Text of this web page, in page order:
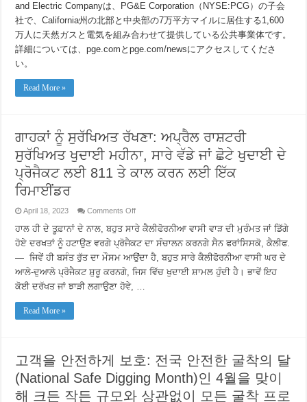
and Electric Companyは、PG&E Corporation（NYSE:PCG）の子会
社で、California州の北部と中央部の7万平方マイルに居住する1,600
万人に天然ガスと電気を組み合わせて提供している公共事業体です。
詳細については、pge.comとpge.com/newsにアクセスしてくださ
い。
Read More »
ਗਾਹਕਾਂ ਨੂੰ ਸੁਰੱਖਿਅਤ ਰੱਖਣਾ: ਅਪ੍ਰੈਲ ਰਾਸ਼ਟਰੀ
ਸੁਰੱਖਿਅਤ ਖੁਦਾਈ ਮਹੀਨਾ, ਸਾਰੇ ਵੱਡੇ ਜਾਂ ਛੋਟੇ ਖੁਦਾਈ ਦੇ
ਪ੍ਰੋਜੈਕਟ ਲਈ 811 ਤੇ ਕਾਲ ਕਰਨ ਲਈ ਇੱਕ
ਰਿਮਾਈਂਡਰ
April 18, 2023 Comments Offon
ਨੂੰ
ਰੱਖਣਾ:
ਅਪ੍ਰੈਲ
ਰਾਸ਼ਟਰੀ
ਸੁਰੱਖਿਅਤ
ਮਹੀਨਾ,
ਲਈ
ਤੇ
ਕਾਲ
ਕਰਨ
ਹਾਲ ਹੀ ਦੇ ਤੂਫ਼ਾਨਾਂ ਦੇ ਨਾਲ, ਬਹੁਤ ਸਾਰੇ ਕੈਲੀਫੋਰਨੀਆ ਵਾਸੀ ਵਾੜ ਦੀ ਮੁਰੰਮਤ ਜਾਂ ਡਿੱਗੇ
ਹੋਏ ਦਰਖਤਾਂ ਨੂੰ ਹਟਾਉਣ ਵਰਗੇ ਪ੍ਰੋਜੈਕਟ ਦਾ ਸੰਚਾਲਨ ਕਰਨਗੇ ਸੈਨ ਫਰਾਂਸਿਸਕੋ, ਕੈਲੀਫ.
— ਜਿਵੇਂ ਹੀ ਬਸੰਤ ਰੁੱਤ ਦਾ ਮੌਸਮ ਆਉਂਦਾ ਹੈ, ਬਹੁਤ ਸਾਰੇ ਕੈਲੀਫੋਰਨੀਆ ਵਾਸੀ ਘਰ ਦੇ
ਆਲੇ-ਦੁਆਲੇ ਪ੍ਰੋਜੈਕਟ ਸ਼ੁਰੂ ਕਰਨਗੇ, ਜਿਸ ਵਿੱਚ ਖੁਦਾਈ ਸ਼ਾਮਲ ਹੁੰਦੀ ਹੈ। ਭਾਵੇਂ ਇਹ
ਕੋਈ ਦਰੱਖਤ ਜਾਂ ਝਾੜੀ ਲਗਾਉਣਾ ਹੋਵੇ, …
Read More »
고객을 안전하게 보호: 전국 안전한 굴착의 달
(National Safe Digging Month)인 4월을 맞이
해 크든 작든 규모와 상관없이 모든 굴착 프로